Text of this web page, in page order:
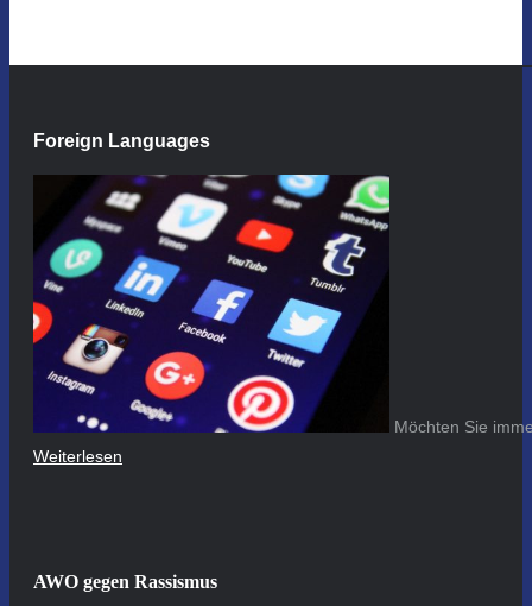
Foreign Languages
Möchten Sie
Weiterlesen
AWO gegen Rassismus